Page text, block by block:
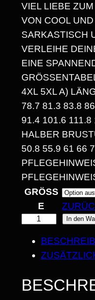
VIEL LIEBE
VON COOL
SARKASTISCH
VERLEIHE
EINE
XL 5XL A)
8.7 81.3 83.8 86
1.4 101.6 111.8
ALBER
0.8 55.9 61 66
GRÖSSE
G
L
In den